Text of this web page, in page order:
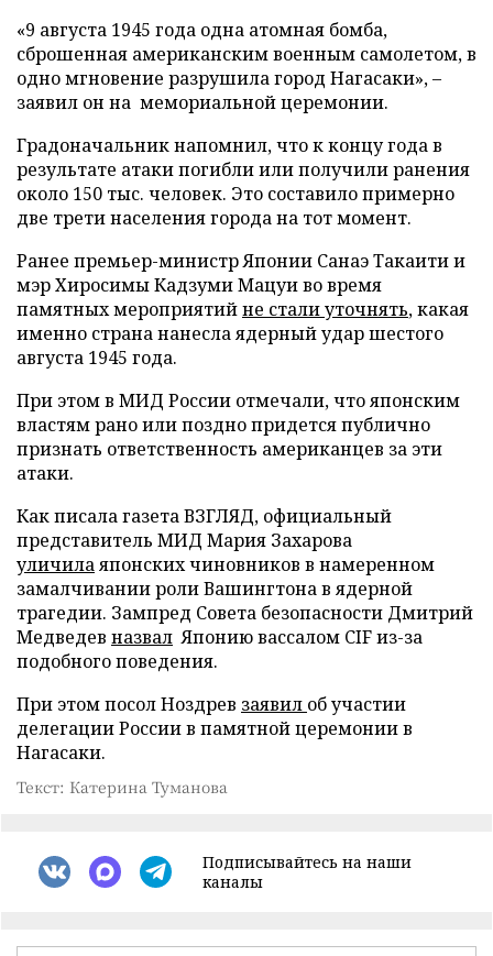
«9 августа 1945 года одна атомная бомба,
сброшенная американским военным самолетом, в
одно мгновение разрушила город Нагасаки», –
заявил он на мемориальной церемонии.
Градоначальник напомнил, что к концу года в
результате атаки погибли или получили ранения
около 150 тыс. человек. Это составило примерно
две трети населения города на тот момент.
Ранее премьер-министр Японии Санаэ Такаити и
мэр Хиросимы Кадзуми Мацуи во время
памятных мероприятийне стали уточнять, какая
именно страна нанесла ядерный удар шестого
августа 1945 года.
При этом в МИД России отмечали, что японским
властям рано или поздно придется публично
признать ответственность американцев за эти
атаки.
Как писала газета ВЗГЛЯД, официальный
представитель МИД Мария Захарова
уличилаяпонских чиновников в намеренном
замалчивании роли Вашингтона в ядерной
трагедии. Зампред Совета безопасности Дмитрий
Медведев назвал Японию вассалом CIF из-за
подобного поведения.
При этом посол Ноздрев заявил об участии
делегации России в памятной церемонии в
Нагасаки.
Текст: Катерина Туманова
Подписывайтесь на наши
каналы